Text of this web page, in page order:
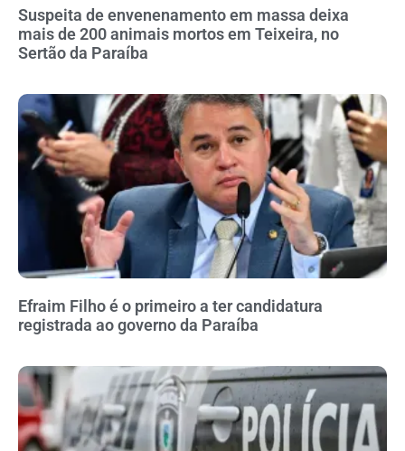
Suspeita de envenenamento em massa deixa
mais de 200 animais mortos em Teixeira, no
Sertão da Paraíba
Efraim Filho é o primeiro a ter candidatura
registrada ao governo da Paraíba